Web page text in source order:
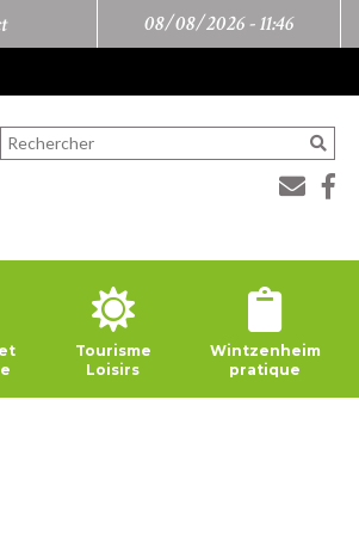
08/08/2026 -11:46
Tourisme
Loisirs
Wintzenheim
pratique